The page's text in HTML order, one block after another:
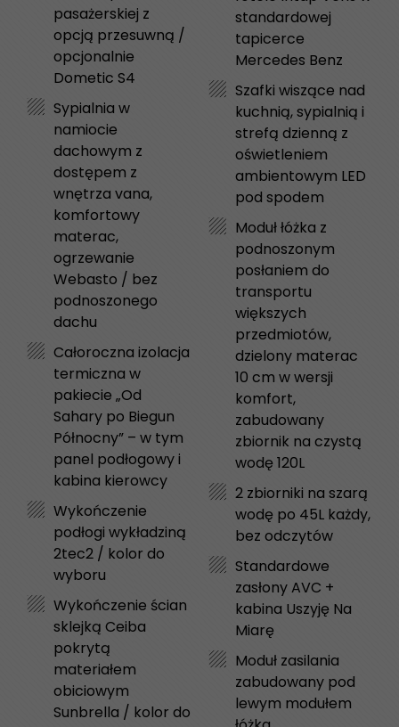
pasażerskiej z
opcją przesuwną /
opcjonalnie
Dometic S4
Sypialnia w
namiocie
dachowym z
dostępem z
wnętrza vana,
komfortowy
materac,
ogrzewanie
Webasto / bez
podnoszonego
dachu
Całoroczna izolacja
termiczna w
pakiecie „Od
Sahary po Biegun
Północny” – w tym
panel podłogowy i
kabina kierowcy
Wykończenie
podłogi wykładziną
2tec2 / kolor do
wyboru
Wykończenie ścian
sklejką Ceiba
pokrytą
materiałem
obiciowym
Sunbrella / kolor do
standardowej
tapicerce
Mercedes Benz
Szafki wiszące nad
kuchnią, sypialnią i
strefą dzienną z
oświetleniem
ambientowym LED
pod spodem
Moduł łóżka z
podnoszonym
posłaniem do
transportu
większych
przedmiotów,
dzielony materac
10 cm w wersji
komfort,
zabudowany
zbiornik na czystą
wodę 120L
2 zbiorniki na szarą
wodę po 45L każdy,
bez odczytów
Standardowe
zasłony AVC +
kabina Uszyję Na
Miarę
Moduł zasilania
zabudowany pod
lewym modułem